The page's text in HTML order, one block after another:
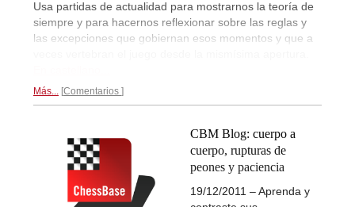
Usa partidas de actualidad para mostrarnos la teoría de
siempre y para hacernos reflexionar sobre las reglas y
las excepciones que gobiernan esos momentos y que a
Más... Comentarios
CBM Blog: cuerpo a
cuerpo, rupturas de
peones y paciencia
19/12/2011 – Aprenda y